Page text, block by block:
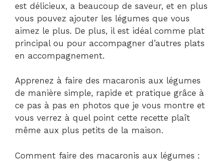
est délicieux, a beaucoup de saveur, et en plus
vous pouvez ajouter les légumes que vous
aimez le plus. De plus, il est idéal comme plat
principal ou pour accompagner d’autres plats
en accompagnement.
Apprenez à faire des macaronis aux légumes
de manière simple, rapide et pratique grâce à
ce pas à pas en photos que je vous montre et
vous verrez à quel point cette recette plaît
même aux plus petits de la maison.
Comment faire des macaronis aux légumes :